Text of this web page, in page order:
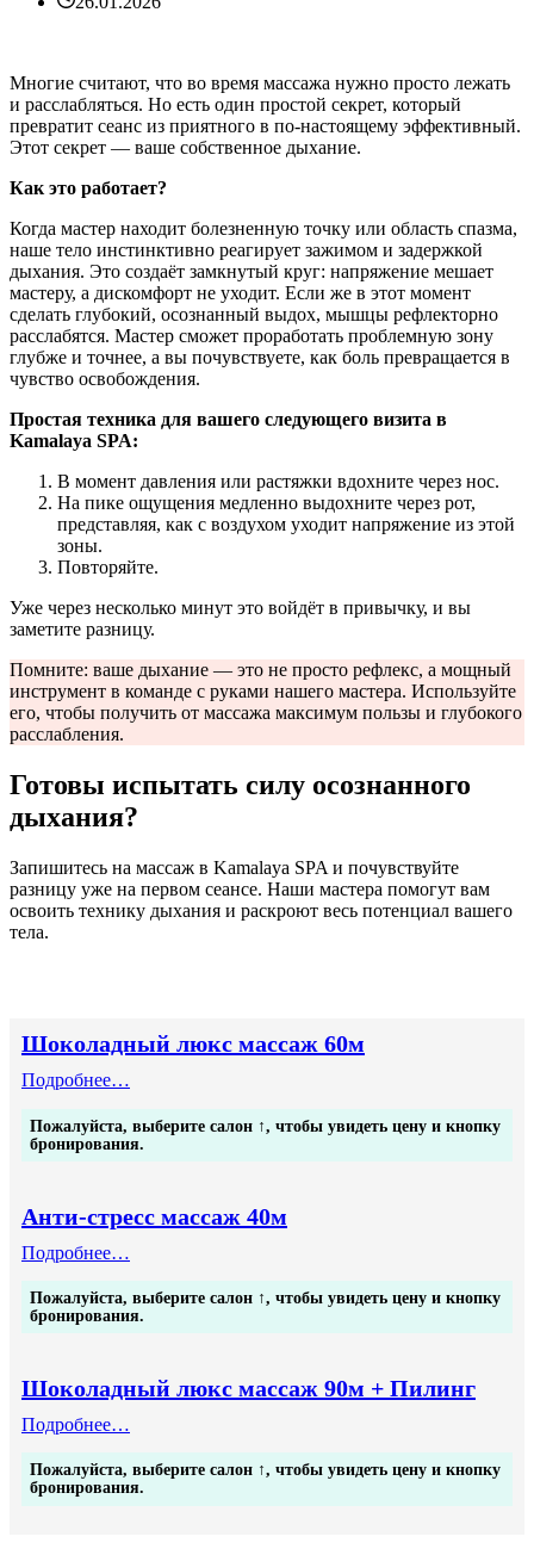
Многие считают, что во время массажа нужно просто лежать
и расслабляться. Но есть один простой секрет, который
превратит сеанс из приятного в по-настоящему эффективный.
Этот секрет — ваше собственное дыхание.
Как это работает?
Когда мастер находит болезненную точку или область спазма,
наше тело инстинктивно реагирует зажимом и задержкой
дыхания. Это создаёт замкнутый круг: напряжение мешает
мастеру, а дискомфорт не уходит. Если же в этот момент
сделать глубокий, осознанный выдох, мышцы рефлекторно
расслабятся. Мастер сможет проработать проблемную зону
глубже и точнее, а вы почувствуете, как боль превращается в
чувство освобождения.
Простая техника для вашего следующего визита в
Kamalaya SPA:
В момент давления или растяжки вдохните через нос.
На пике ощущения медленно выдохните через рот,
представляя, как с воздухом уходит напряжение из этой
зоны.
Повторяйте.
Уже через несколько минут это войдёт в привычку, и вы
заметите разницу.
Помните: ваше дыхание — это не просто рефлекс, а мощный
инструмент в команде с руками нашего мастера. Используйте
его, чтобы получить от массажа максимум пользы и глубокого
расслабления.
Готовы испытать силу осознанного
дыхания?
Запишитесь на массаж в Kamalaya SPA и почувствуйте
разницу уже на первом сеансе. Наши мастера помогут вам
освоить технику дыхания и раскроют весь потенциал вашего
тела.
Шоколадный люкс массаж 60м
Подробнее…
люкс
массаж
Пожалуйста, выберите салон ↑, чтобы увидеть цену и кнопку
бронирования.
Анти-стресс массаж 40м
Подробнее…
стресс
массаж
Пожалуйста, выберите салон ↑, чтобы увидеть цену и кнопку
бронирования.
Шоколадный люкс массаж 90м + Пилинг
Подробнее…
люкс
массаж
Пожалуйста, выберите салон ↑, чтобы увидеть цену и кнопку
бронирования.